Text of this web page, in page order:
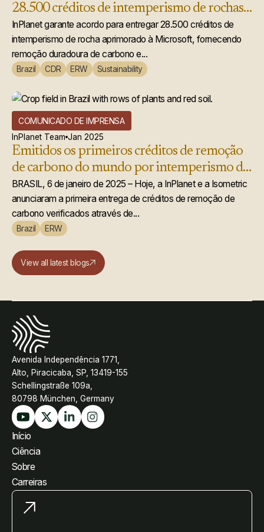
28.500 créditos de intemperismo de rochas
acelerado à Microsoft
InPlanet garante acordo para entregar 28.500 créditos de
intemperismo de rocha aprimorado à Microsoft, fornecendo
remoção duradoura de carbono e...
Brazil CDR ERW Sustainability
COMUNICADO DE IMPRENSA
InPlanet Team Jan 2025
Emitidos os primeiros créditos de remoção
de carbono do mundo por intemperismo de
rochas aprimorado
BRASIL, 6 de janeiro de 2025 – Hoje, a InPlanet e a Isometric
anunciaram a primeira entrega de créditos de remoção de
carbono verificados através de...
Brazil ERW
View all latest blogs
Avenida Independência 1771,
Alto, Piracicaba, SP, 13419-155
Schellingstraße 109a,
80798 München, Germany
Início
Ciência
Sobre
Carreiras